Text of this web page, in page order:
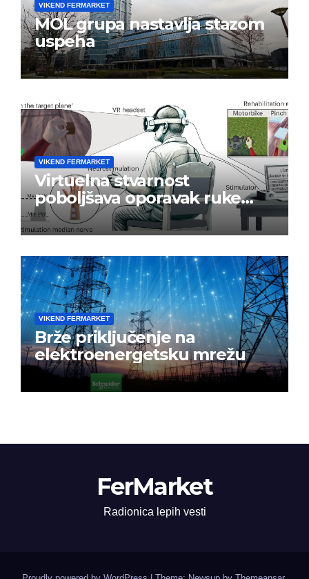
VIKEND FERMARKET
MOL grupa nastavlja stazom
uspeha
VIKEND FERMARKET
Virtuelna stvarnost
poboljšava oporavak ruke
nakon moždanog udara
VIKEND FERMARKET
Brže priključenje na
elektroenergetsku mrežu
FerMarket
Radionica lepih vesti